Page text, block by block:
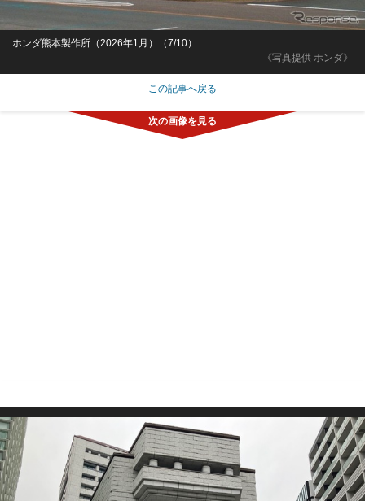
《写真提供 ホンダ》
ホンダ熊本製作所（2026年1月）（7/10）
この記事へ戻る